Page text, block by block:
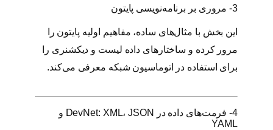
3- مروری بر برنامه‌نویسی پایتون
این بخش با مثال‌های ساده، مفاهیم اولیه پایتون را
مرور کرده و ساختارهای داده لیست و دیکشنری را
برای استفاده در اتوماسیون شبکه معرفی می‌کند.
4- فرمت‌های داده در DevNet: XML، JSON و
YAML